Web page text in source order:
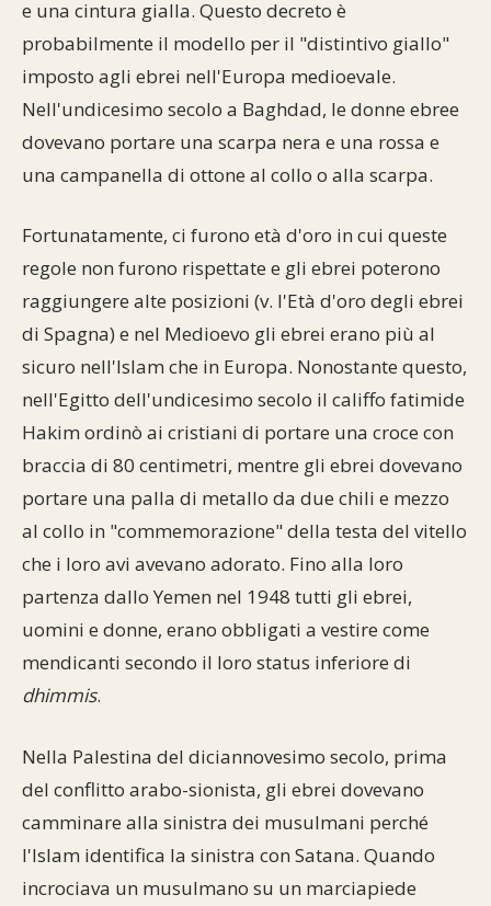
e una cintura gialla. Questo decreto è
probabilmente il modello per il "distintivo giallo"
imposto agli ebrei nell'Europa medioevale.
Nell'undicesimo secolo a Baghdad, le donne ebree
dovevano portare una scarpa nera e una rossa e
una campanella di ottone al collo o alla scarpa.
Fortunatamente, ci furono età d'oro in cui queste
regole non furono rispettate e gli ebrei poterono
raggiungere alte posizioni (v. l'Età d'oro degli ebrei
di Spagna) e nel Medioevo gli ebrei erano più al
sicuro nell'Islam che in Europa. Nonostante questo,
nell'Egitto dell'undicesimo secolo il califfo fatimide
Hakim ordinò ai cristiani di portare una croce con
braccia di 80 centimetri, mentre gli ebrei dovevano
portare una palla di metallo da due chili e mezzo
al collo in "commemorazione" della testa del vitello
che i loro avi avevano adorato. Fino alla loro
partenza dallo Yemen nel 1948 tutti gli ebrei,
uomini e donne, erano obbligati a vestire come
mendicanti secondo il loro status inferiore di
dhimmis.
Nella Palestina del diciannovesimo secolo, prima
del conflitto arabo-sionista, gli ebrei dovevano
camminare alla sinistra dei musulmani perché
l'Islam identifica la sinistra con Satana. Quando
incrociava un musulmano su un marciapiede